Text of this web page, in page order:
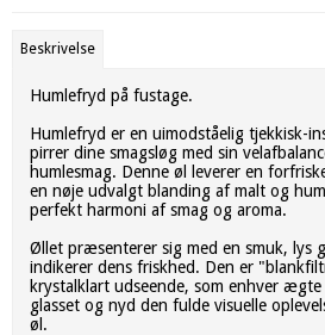
Beskrivelse
Humlefryd på fustage.
Humlefryd er en uimodståelig tjekkisk-
pirrer dine smagsløg med sin
humlesmag. Denne øl leverer en
en nøje udvalgt blanding af malt og
perfekt harmoni af smag og aroma.
Øllet præsenterer sig med en smuk, lys
indikerer dens friskhed. Den er
krystalklart udseende, som enhver
glasset og nyd den fulde visuelle
øl.